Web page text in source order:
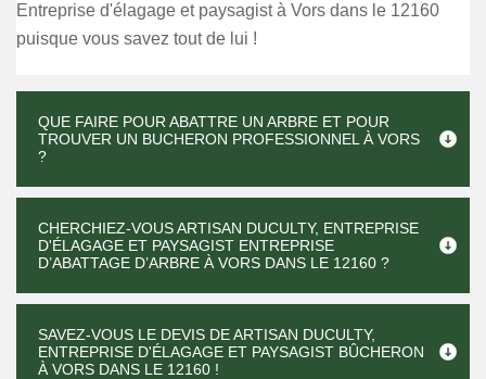
Entreprise d'élagage et paysagist à Vors dans le 12160
puisque vous savez tout de lui !
QUE FAIRE POUR ABATTRE UN ARBRE ET POUR
TROUVER UN BUCHERON PROFESSIONNEL À VORS
?
CHERCHIEZ-VOUS ARTISAN DUCULTY, ENTREPRISE
D'ÉLAGAGE ET PAYSAGIST ENTREPRISE
D’ABATTAGE D’ARBRE À VORS DANS LE 12160 ?
SAVEZ-VOUS LE DEVIS DE ARTISAN DUCULTY,
ENTREPRISE D'ÉLAGAGE ET PAYSAGIST BÛCHERON
À VORS DANS LE 12160 !